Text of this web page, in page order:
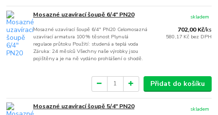
Mosazné uzavírací šoupě 6/4" PN20
Mosazné uzavírací šoupě 6/4" PN20 Celomosazná
uzavírací armatura 100% těsnost Plynulá
regulace průtoku Použití: studená a teplá voda
Záruka: 24 měsíců Všechny naše výrobky jsou
pojištěny a je na ně vydáno prohlášení o shodě.
702,00 Kč/ks
580,17 Kč bez DPH
skladem
Přidat do košíku
Mosazné uzavírací šoupě 5/4" PN20 skladem